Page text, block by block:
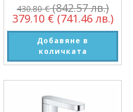
430.80€ (842.57 лв.)
379.10 € (741.46 лв.)
Добавяне в
количката